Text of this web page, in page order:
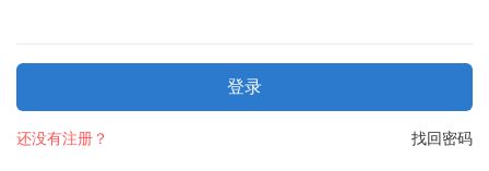
登录
找回密码
还没有注册？